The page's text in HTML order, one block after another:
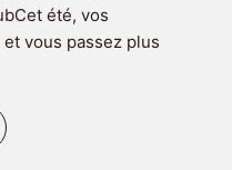
d'hypnose
été, vos
vous passez plus